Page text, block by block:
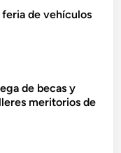
feria de vehículos
de becas y
meritorios de